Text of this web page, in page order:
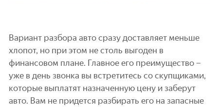
Вариант разбора авто сразу доставляет меньше
хлопот, но при этом не столь выгоден в
финансовом плане. Главное его преимущество –
уже в день звонка вы встретитесь со скупщиками,
которые выплатят назначенную цену и заберут
авто. Вам не придется разбирать его на запасные